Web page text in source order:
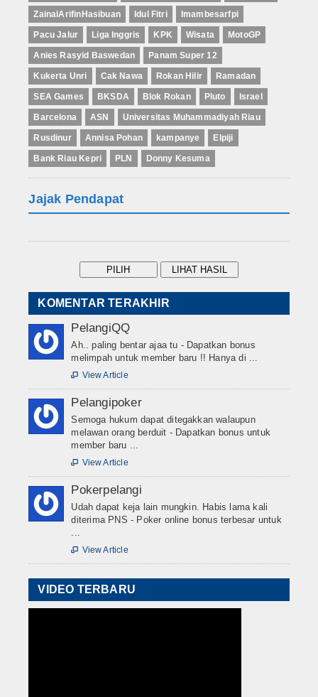
ZainalArifinHasibuan Idul Fitri Imambesarfpi
Pacu Jalur Liga Inggris KPK Wisata MotoGP
Anies Rasyid Baswedan Panam Super 12
Kukerta Unri Cak Nawa Rokan Hilir Ramadan
SEA Games BKSDA Blok Rokan Pluto Israel
Barcelona ASN Universitas Muhammadiyah Riau
Rusdinur Annisa Pohan kampanye Elpiji
Bank Riau Kepri PLN Donny Kesuma
Jajak Pendapat
KOMENTAR TERAKHIR
PelangiQQ
Ah.. paling bentar ajaa tu - Dapatkan bonus
melimpah untuk member baru !! Hanya di ...
 View Article
Pelangipoker
Semoga hukum dapat ditegakkan walaupun
melawan orang berduit - Dapatkan bonus untuk
member baru ...
 View Article
Pokerpelangi
Udah dapat keja lain mungkin. Habis lama kali
diterima PNS - Poker online bonus terbesar untuk
...
 View Article
VIDEO TERBARU